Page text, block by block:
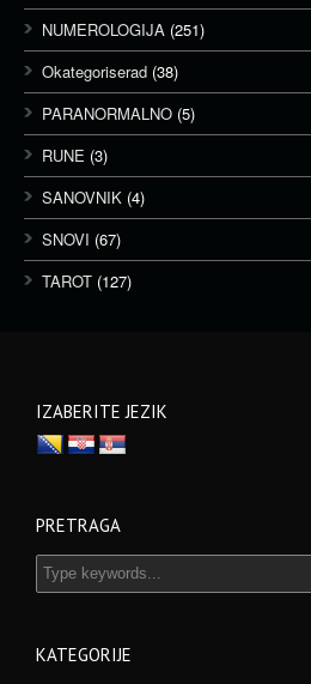
NUMEROLOGIJA (251)
Okategoriserad (38)
PARANORMALNO (5)
RUNE (3)
SANOVNIK (4)
SNOVI (67)
TAROT (127)
IZABERITE JEZIK
PRETRAGA
KATEGORIJE